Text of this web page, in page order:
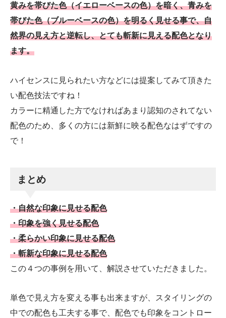
黄みを帯びた色（イエローベースの色）を暗く、青みを
帯びた色（ブルーベースの色）を明るく見せる事で、自
然界の見え方と逆転し、とても斬新に見える配色となり
ます。
ハイセンスに見られたい方などには提案してみて頂きた
い配色技法ですね！
カラーに精通した方でなければあまり認知のされてない
配色のため、多くの方には新鮮に映る配色なはずですの
で！
まとめ
・自然な印象に見せる配色
・印象を強く見せる配色
・柔らかい印象に見せる配色
・斬新な印象に見せる配色
この４つの事例を用いて、解説させていただきました。
単色で見え方を変える事も出来ますが、スタイリングの
中での配色も工夫する事で、配色でも印象をコントロー